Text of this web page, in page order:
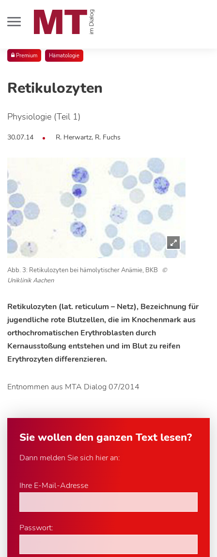
Premium Hämatologie
Retikulozyten
Physiologie (Teil 1)
30.07.14 R. Herwartz, R. Fuchs
Abb. 3: Retikulozyten bei hämolytischer Anämie, BKB ©
Uniklinik Aachen
Retikulozyten (lat. reticulum – Netz), Bezeichnung für
jugendliche rote Blutzellen, die im Knochenmark aus
orthochromatischen Erythroblasten durch
Kernausstoßung entstehen und im Blut zu reifen
Erythrozyten differenzieren.
Entnommen aus MTA Dialog 07/2014
Sie wollen den ganzen Text lesen?
Dann melden Sie sich hier an:
Ihre E-Mail-Adresse
Passwort: